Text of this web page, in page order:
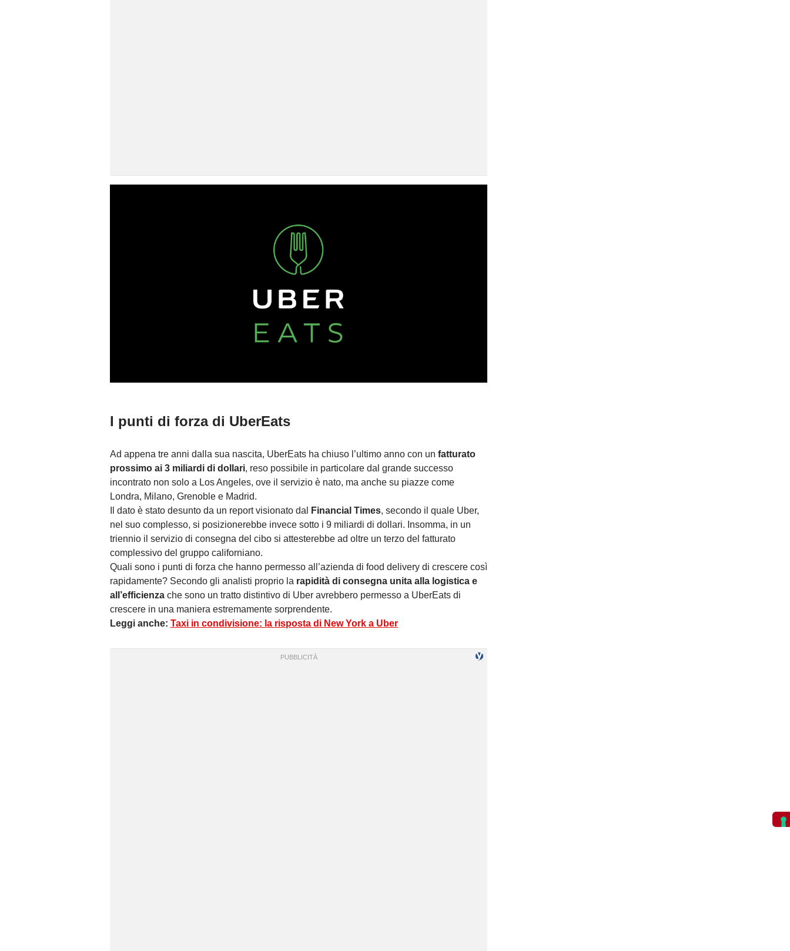
I punti di forza di UberEats
Ad appena tre anni dalla sua nascita, UberEats ha chiuso l’ultimo anno con un fatturato
prossimo ai 3 miliardi di dollari, reso possibile in particolare dal grande successo
incontrato non solo a Los Angeles, ove il servizio è nato, ma anche su piazze come
Londra, Milano, Grenoble e Madrid.
Il dato è stato desunto da un report visionato dal
Financial Times, secondo il quale Uber,
nel suo complesso, si posizionerebbe invece sotto i 9 miliardi di dollari. Insomma, in un
triennio il servizio di consegna del cibo si attesterebbe ad oltre un terzo del fatturato
complessivo del gruppo californiano.
Quali sono i punti di forza che hanno permesso all’azienda di food delivery di crescere così
rapidamente? Secondo gli analisti proprio la rapidità di consegna unita alla logistica e
all’efficienza che sono un tratto distintivo di Uber avrebbero permesso a UberEats di
crescere in una maniera estremamente sorprendente.
Leggi anche: Taxi in condivisione: la risposta di New York a Uber